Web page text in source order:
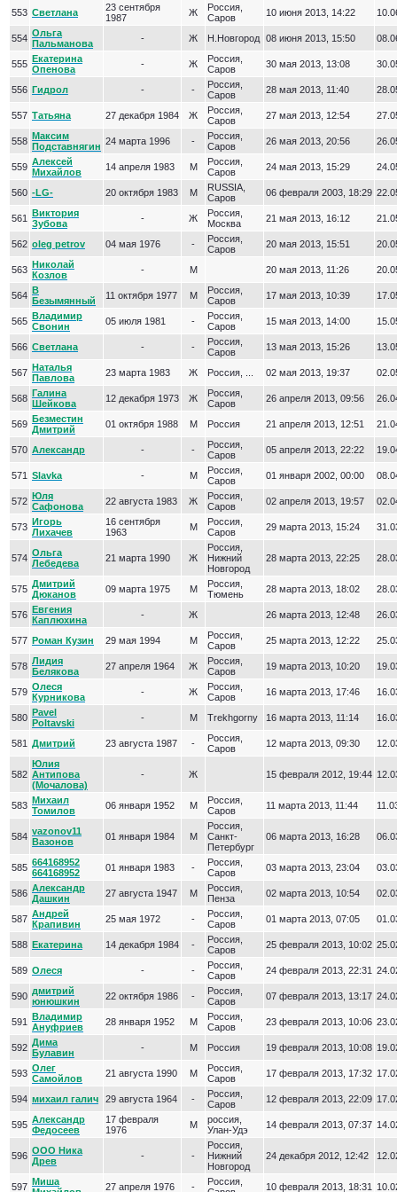
553 Светлана
23 сентября
1987
Ж
Россия,
Саров
10 июня 2013, 14:22
554 Ольга
Пальманова
- Ж Н.Новгород 08 июня 2013, 15:50
555 Екатерина
Опенова
- Ж
Россия,
Саров
30 мая 2013, 13:08
556 Гидрол - -
Россия,
Саров
28 мая 2013, 11:40
557 Татьяна 27 декабря 1984 Ж
Россия,
Саров
27 мая 2013, 12:54
558 Максим
Подставнягин 24 марта 1996 -
Россия,
Саров
26 мая 2013, 20:56
559 Алексей
Михайлов
14 апреля 1983 М
Россия,
Саров
24 мая 2013, 15:29
560 -LG- 20 октября 1983 М
RUSSIA,
Саров
06 февраля 2003, 18:29
561 Виктория
Зубова
- Ж
Россия,
Москва
21 мая 2013, 16:12
562 oleg petrov 04 мая 1976 -
Россия,
Саров
20 мая 2013, 15:51
563 Николай
Козлов
- М 20 мая 2013, 11:26
564 В
Безымянный
11 октября 1977 М
Россия,
Саров
17 мая 2013, 10:39
565 Владимир
Свонин
05 июля 1981 -
Россия,
Саров
15 мая 2013, 14:00
566 Светлана - -
Россия,
Саров
13 мая 2013, 15:26
567 Наталья
Павлова
23 марта 1983 Ж Россия, ... 02 мая 2013, 19:37
568 Галина
Шейкова
12 декабря 1973 Ж
Россия,
Саров
26 апреля 2013, 09:56
569 Безместин
Дмитрий
01 октября 1988 М Россия 21 апреля 2013, 12:51
570 Александр - -
Россия,
Саров
05 апреля 2013, 22:22
571 Slavka - М
Россия,
Саров
01 января 2002, 00:00
572 Юля
Сафонова
22 августа 1983 Ж
Россия,
Саров
02 апреля 2013, 19:57
573 Игорь
Лихачев
16 сентября
1963
М
Россия,
Саров
29 марта 2013, 15:24
574 Ольга
Лебедева
21 марта 1990 Ж
Россия,
Нижний
Новгород
28 марта 2013, 22:25
575 Дмитрий
Дюканов
09 марта 1975 М
Россия,
Тюмень
28 марта 2013, 18:02
576 Евгения
Каплюхина
- Ж 26 марта 2013, 12:48
577 Роман Кузин 29 мая 1994 М
Россия,
Саров
25 марта 2013, 12:22
578 Лидия
Белякова
27 апреля 1964 Ж
Россия,
Саров
19 марта 2013, 10:20
579 Олеся
Курникова
- Ж
Россия,
Саров
16 марта 2013, 17:46
580 Pavel
Poltavski
- М Trekhgorny 16 марта 2013, 11:14
581 Дмитрий 23 августа 1987 -
Россия,
Саров
12 марта 2013, 09:30
582
Юлия
Антипова
(Мочалова)
- Ж 15 февраля 2012, 19:44
583 Михаил
Томилов
06 января 1952 М
Россия,
Саров
11 марта 2013, 11:44
584 vazonov11
Вазонов
01 января 1984 М
Россия,
Cанкт-
Петербург
06 марта 2013, 16:28
585 664168952
664168952
01 января 1983 -
Россия,
Саров
03 марта 2013, 23:04
586 Александр
Дашкин
27 августа 1947 М
Россия,
Пенза
02 марта 2013, 10:54
587 Андрей
Крапивин
25 мая 1972 -
Россия,
Саров
01 марта 2013, 07:05
588 Екатерина 14 декабря 1984 -
Россия,
Саров
25 февраля 2013, 10:02
589 Олеся - -
Россия,
Саров
24 февраля 2013, 22:31
590 дмитрий
юнюшкин
22 октября 1986 -
Россия,
Саров
07 февраля 2013, 13:17
591 Владимир
Ануфриев
28 января 1952 М
Россия,
Саров
23 февраля 2013, 10:06
592 Дима
Булавин
- М Россия 19 февраля 2013, 10:08
593 Олег
Самойлов
21 августа 1990 М
Россия,
Саров
17 февраля 2013, 17:32
594 михаил галич 29 августа 1964 -
Россия,
Саров
12 февраля 2013, 22:09
595 Александр
Федосеев
17 февраля
1976
М
россия,
Улан-Удэ
14 февраля 2013, 07:37
596 ООО Ника
Древ
- -
Россия,
Нижний
Новгород
24 декабря 2012, 12:42
597 Миша
27 апреля 1976 -
Россия,
10 февраля 2013, 18:31